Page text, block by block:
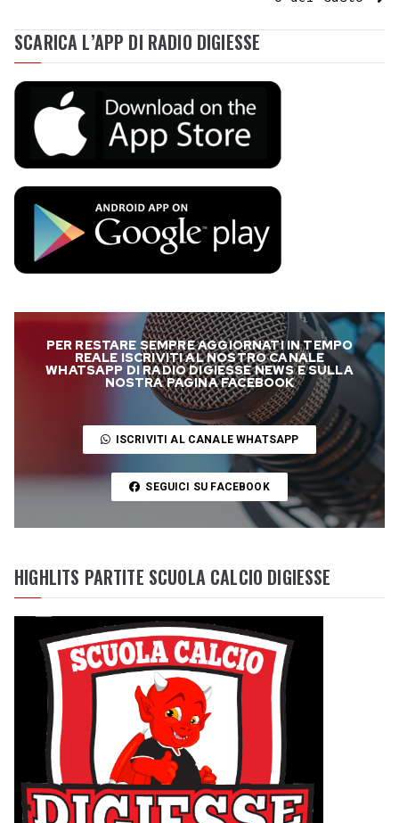
SCARICA L’APP DI RADIO DIGIESSE
PER RESTARE SEMPRE AGGIORNATI IN TEMPO
REALE ISCRIVITI AL NOSTRO CANALE
WHATSAPP DI RADIO DIGIESSE NEWS E SULLA
NOSTRA PAGINA FACEBOOK
ISCRIVITI AL CANALE WHATSAPP
SEGUICI SU FACEBOOK
HIGHLITS PARTITE SCUOLA CALCIO DIGIESSE